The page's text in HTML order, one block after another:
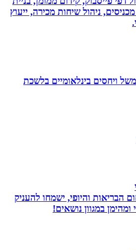
ניהול שיחות מכירה, ייעוץ
בינלאומיים בלשכת
והיופי, ישמחו להעניק
במגוון נושאים!